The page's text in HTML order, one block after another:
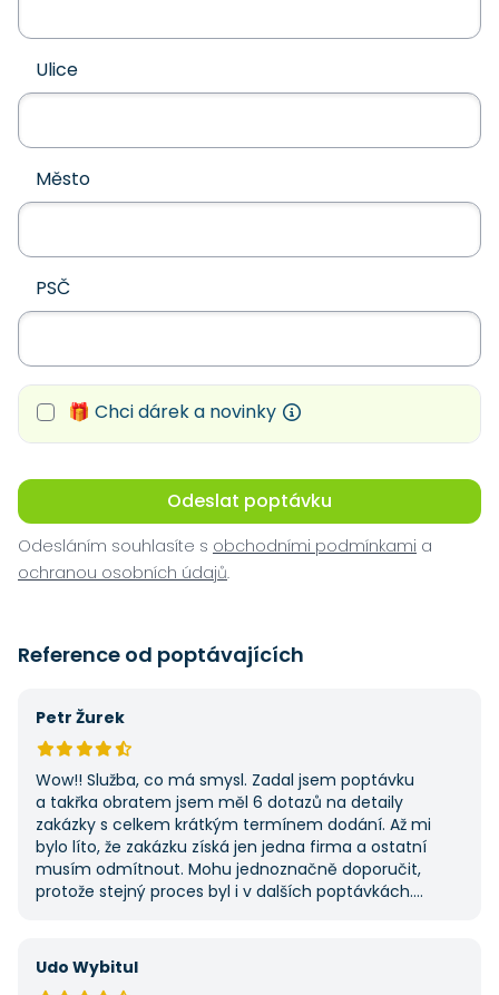
Ulice
Město
PSČ
🎁 Chci dárek a novinky
Odeslat poptávku
Odesláním souhlasíte s obchodními podmínkami a
ochranou osobních údajů.
Reference od poptávajících
Petr Žurek
Wow!! Služba, co má smysl. Zadal jsem poptávku
a takřka obratem jsem měl 6 dotazů na detaily
zakázky s celkem krátkým termínem dodání. Až mi
bylo líto, že zakázku získá jen jedna firma a ostatní
musím odmítnout. Mohu jednoznačně doporučit,
protože stejný proces byl i v dalších poptávkách.
Udo Wybitul